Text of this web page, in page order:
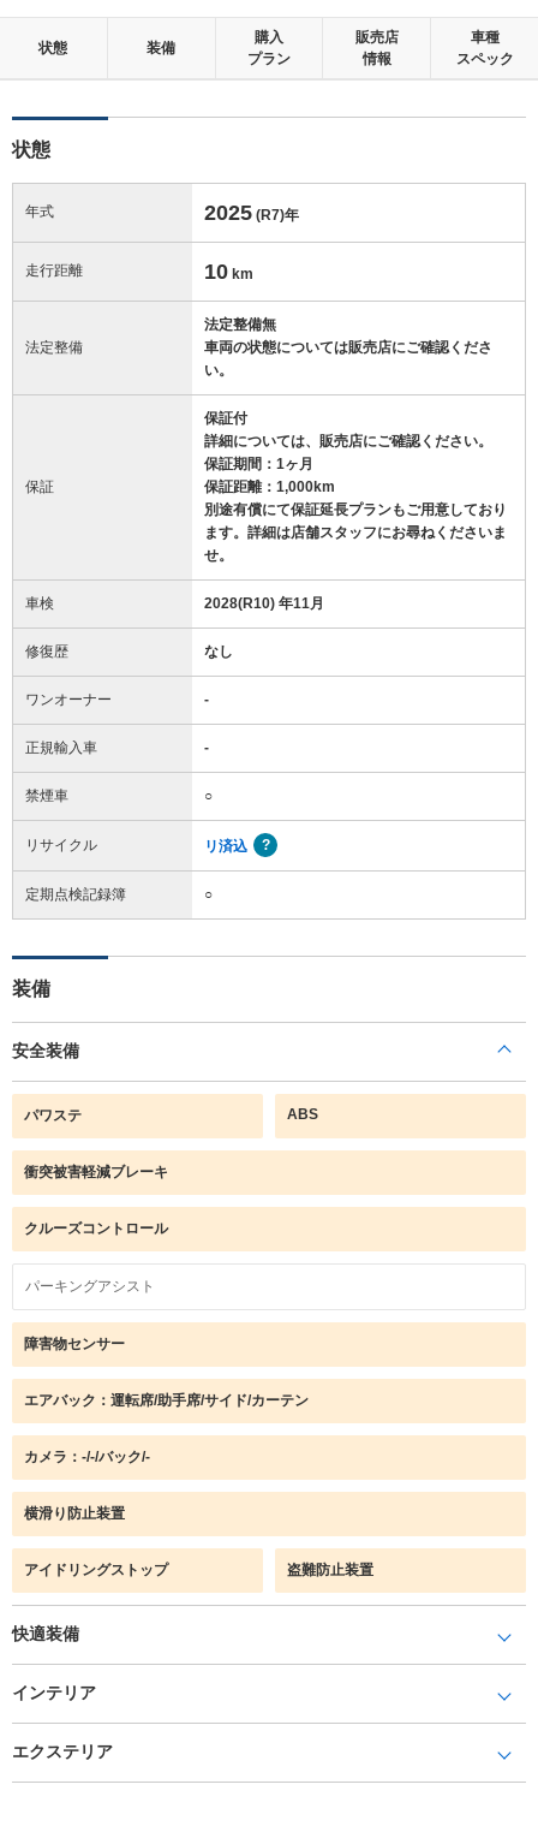
状態 装備
購入
プラン
販売店
情報
車種
スペック
状態
年式 2025 (R7)年
走行距離 10 km
法定整備
法定整備無
車両の状態については販売店にご確認くださ
い。
保証
保証付
詳細については、販売店にご確認ください。
保証期間：1ヶ月
保証距離：1,000km
別途有償にて保証延長プランもご用意しており
ます。詳細は店舗スタッフにお尋ねくださいま
せ。
車検 2028(R10) 年11月
修復歴 なし
ワンオーナー -
正規輸入車 -
禁煙車 ○
リサイクル リ済込
定期点検記録簿 ○
装備
安全装備
パワステ ABS
衝突被害軽減ブレーキ
クルーズコントロール
パーキングアシスト
障害物センサー
エアバック：運転席/助手席/サイド/カーテン
カメラ：-/-/バック/-
横滑り防止装置
アイドリングストップ 盗難防止装置
快適装備
インテリア
エクステリア